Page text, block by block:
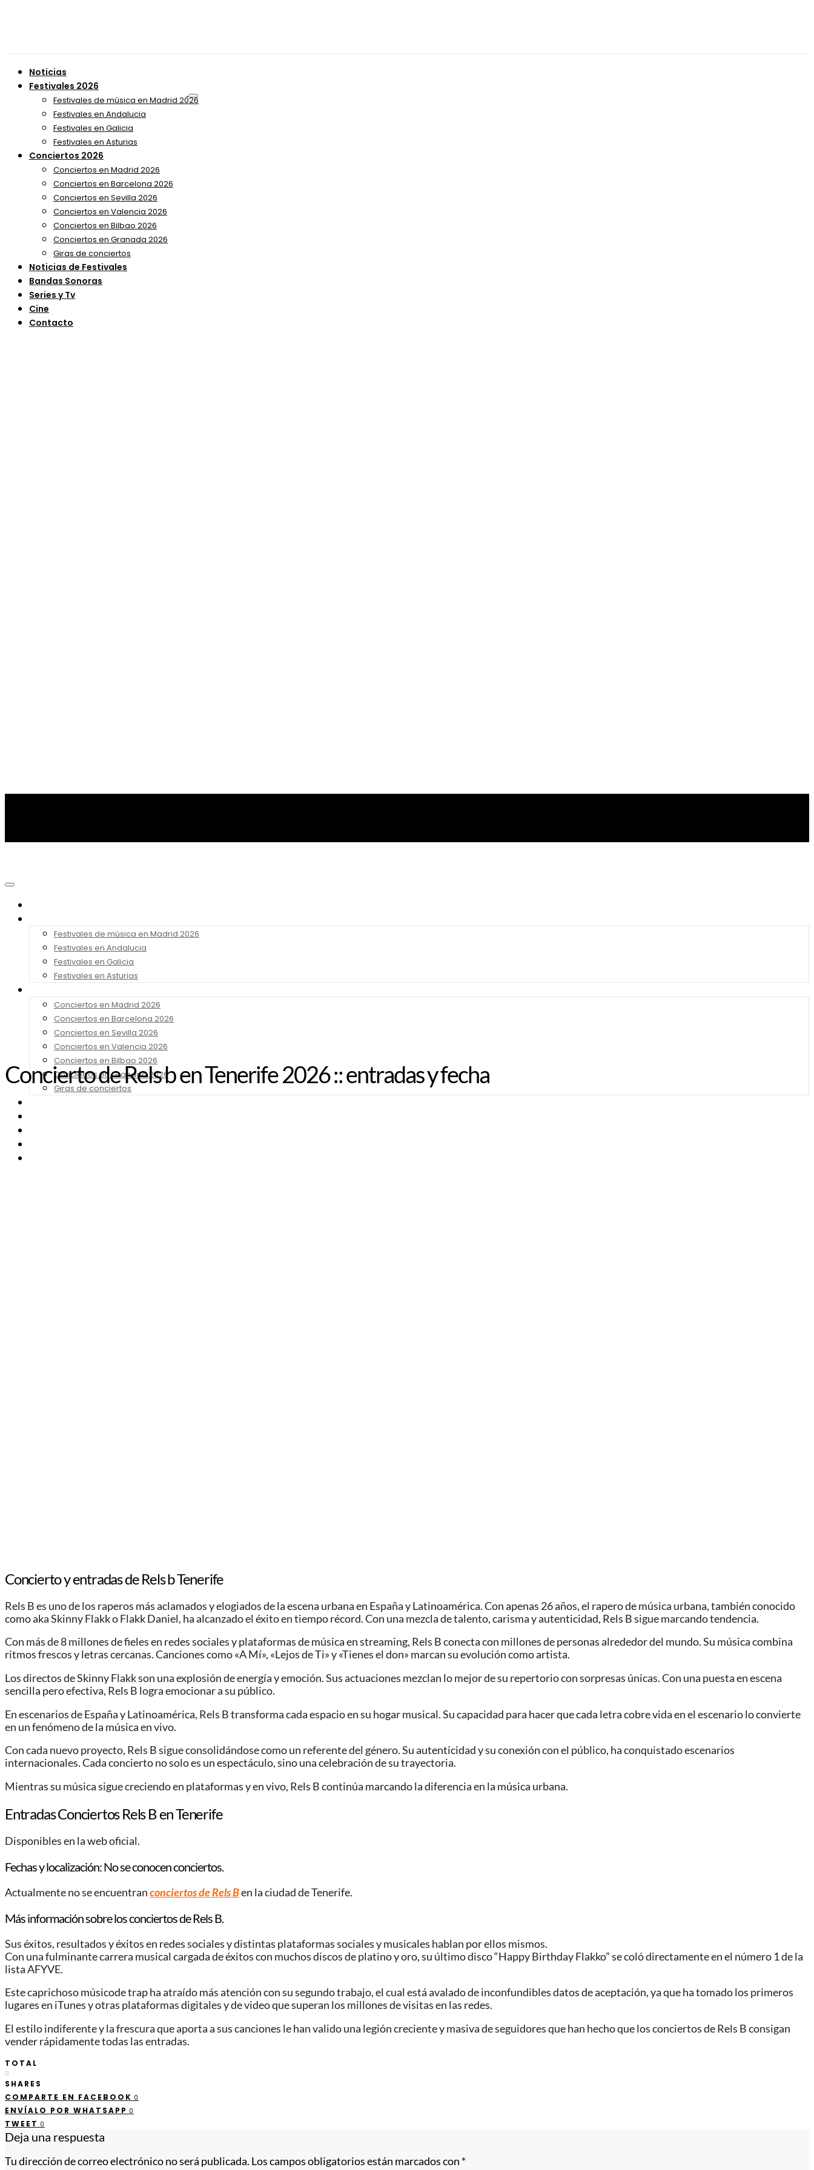
Noticias
Festivales 2026
Festivales de música en Madrid 2026
Festivales en Andalucia
Festivales en Galicia
Festivales en Asturias
Conciertos 2026
Conciertos en Madrid 2026
Conciertos en Barcelona 2026
Conciertos en Sevilla 2026
Conciertos en Valencia 2026
Conciertos en Bilbao 2026
Conciertos en Granada 2026
Giras de conciertos
Noticias de Festivales
Bandas Sonoras
Series y Tv
Cine
Contacto
Festivales de música en Madrid 2026
Festivales en Andalucia
Festivales en Galicia
Festivales en Asturias
Conciertos en Madrid 2026
Conciertos en Barcelona 2026
Conciertos en Sevilla 2026
Conciertos en Valencia 2026
Conciertos en Bilbao 2026
Conciertos en Granada 2026
Giras de conciertos
Concierto de Rels b en Tenerife 2026 :: entradas y fecha
Concierto y entradas de Rels b Tenerife
Rels B es uno de los raperos más aclamados y elogiados de la escena urbana en España y Latinoamérica. Con apenas 26 años, el rapero de música urbana, también conocido
como aka Skinny Flakk o Flakk Daniel, ha alcanzado el éxito en tiempo récord. Con una mezcla de talento, carisma y autenticidad, Rels B sigue marcando tendencia.
Con más de 8 millones de fieles en redes sociales y plataformas de música en streaming, Rels B conecta con millones de personas alrededor del mundo. Su música combina
ritmos frescos y letras cercanas. Canciones como «A Mí», «Lejos de Ti» y «Tienes el don» marcan su evolución como artista.
Los directos de Skinny Flakk son una explosión de energía y emoción. Sus actuaciones mezclan lo mejor de su repertorio con sorpresas únicas. Con una puesta en escena
sencilla pero efectiva, Rels B logra emocionar a su público.
En escenarios de España y Latinoamérica, Rels B transforma cada espacio en su hogar musical. Su capacidad para hacer que cada letra cobre vida en el escenario lo convierte
en un fenómeno de la música en vivo.
Con cada nuevo proyecto, Rels B sigue consolidándose como un referente del género. Su autenticidad y su conexión con el público, ha conquistado escenarios
internacionales. Cada concierto no solo es un espectáculo, sino una celebración de su trayectoria.
Mientras su música sigue creciendo en plataformas y en vivo, Rels B continúa marcando la diferencia en la música urbana.
Entradas Conciertos Rels B en Tenerife
Disponibles en la web oficial.
Fechas y localización: No se conocen conciertos.
Actualmente no se encuentranconciertos de Rels Ben la ciudad de Tenerife.
Más información sobre los conciertos de Rels B.
Sus éxitos, resultados y éxitos en redes sociales y distintas plataformas sociales y musicales hablan por ellos mismos.
Con una fulminante carrera musical cargada de éxitos con muchos discos de platino y oro, su último disco “Happy Birthday Flakko” se coló directamente en el número 1 de la
lista AFYVE.
Este caprichoso músicode trap ha atraído más atención con su segundo trabajo, el cual está avalado de inconfundibles datos de aceptación, ya que ha tomado los primeros
lugares en iTunes y otras plataformas digitales y de video que superan los millones de visitas en las redes.
El estilo indiferente y la frescura que aporta a sus canciones le han valido una legión creciente y masiva de seguidores que han hecho que los conciertos de Rels B consigan
vender rápidamente todas las entradas.
TOTAL
0
SHARES
COMPARTE EN FACEBOOK 0
ENVÍALO POR WHATSAPP 0
TWEET 0
Deja una respuesta
Tu dirección de correo electrónico no será publicada. Los campos obligatorios están marcados con *